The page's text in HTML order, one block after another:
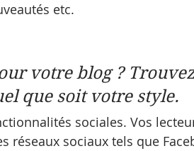
etc.
votre blog ?
que soit votre style.
sociales. Vos
réseaux sociaux tels que